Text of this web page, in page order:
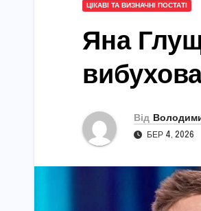
ЦІКАВІ ТА ВИЗНАЧНІ ПОСТАТІ
Яна
Від
БЕР 4, 2026